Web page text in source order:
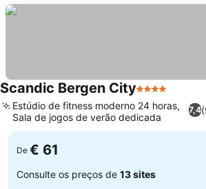
Scandic Bergen City4 Estrelas
7,4
Estúdio de fitness moderno 24 horas,
Sala de jogos de verão dedicada
De € 61
Consulte os preços de 13 sites